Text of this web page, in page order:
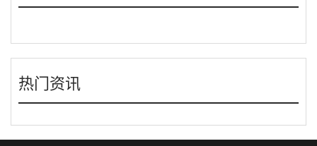
热门资讯